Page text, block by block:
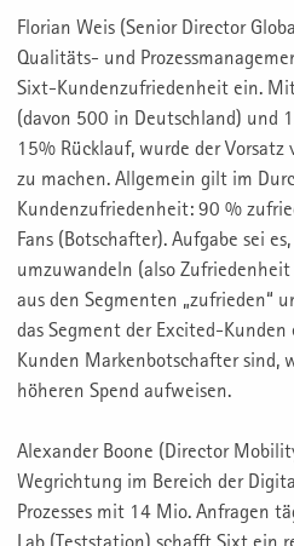
Florian Weis (Senior Director
Qualitäts- und
Sixt-Kundenzufriedenheit ein.
(davon 500 in Deutschland) und
15% Rücklauf, wurde der
zu machen. Allgemein gilt im
Kundenzufriedenheit: 90 %
Fans (Botschafter). Aufgabe sei
umzuwandeln (also
aus den Segmenten „zufrieden“
das Segment der Excited-
Kunden Markenbotschafter sind,
höheren Spend aufweisen.
Alexander Boone (Director
Wegrichtung im Bereich der
Prozesses mit 14 Mio. Anfragen
Lab (Teststation) schafft Sixt ein